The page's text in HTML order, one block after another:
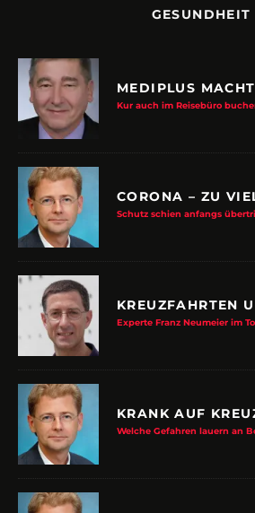
GESUNDHEIT
MEDIPLUS
Kur auch im Reisebüro
CORONA – ZU
Schutz schien anfangs
KREUZFAHRTEN
Experte Franz Neumeier im
KRANK AUF
Welche Gefahren lauern an